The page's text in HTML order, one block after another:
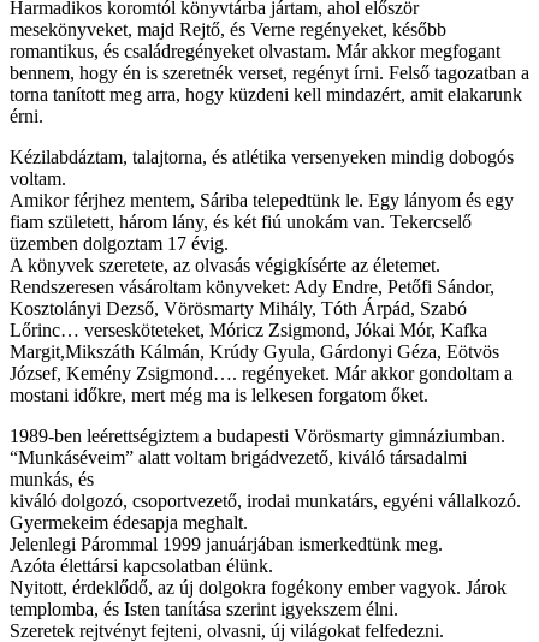
Harmadikos koromtól könyvtárba jártam, ahol először
mesekönyveket, majd Rejtő, és Verne regényeket, később
romantikus, és családregényeket olvastam. Már akkor megfogant
bennem, hogy én is szeretnék verset, regényt írni. Felső tagozatban a
torna tanított meg arra, hogy küzdeni kell mindazért, amit elakarunk
érni.
Kézilabdáztam, talajtorna, és atlétika versenyeken mindig dobogós
voltam.
Amikor férjhez mentem, Sáriba telepedtünk le. Egy lányom és egy
fiam született, három lány, és két fiú unokám van. Tekercselő
üzemben dolgoztam 17 évig.
A könyvek szeretete, az olvasás végigkísérte az életemet.
Rendszeresen vásároltam könyveket: Ady Endre, Petőfi Sándor,
Kosztolányi Dezső, Vörösmarty Mihály, Tóth Árpád, Szabó
Lőrinc… versesköteteket, Móricz Zsigmond, Jókai Mór, Kafka
Margit,Mikszáth Kálmán, Krúdy Gyula, Gárdonyi Géza, Eötvös
József, Kemény Zsigmond…. regényeket. Már akkor gondoltam a
mostani időkre, mert még ma is lelkesen forgatom őket.
1989-ben leérettségiztem a budapesti Vörösmarty gimnáziumban.
“Munkáséveim” alatt voltam brigádvezető, kiváló társadalmi
munkás, és
kiváló dolgozó, csoportvezető, irodai munkatárs, egyéni vállalkozó.
Gyermekeim édesapja meghalt.
Jelenlegi Párommal 1999 januárjában ismerkedtünk meg.
Azóta élettársi kapcsolatban élünk.
Nyitott, érdeklődő, az új dolgokra fogékony ember vagyok. Járok
templomba, és Isten tanítása szerint igyekszem élni.
Szeretek rejtvényt fejteni, olvasni, új világokat felfedezni.